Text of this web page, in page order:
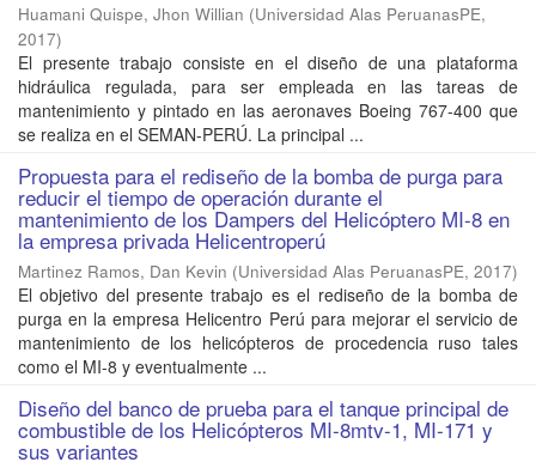
Huamani Quispe, Jhon Willian (Universidad Alas PeruanasPE,
2017)
El presente trabajo consiste en el diseño de una plataforma
hidráulica regulada, para ser empleada en las tareas de
mantenimiento y pintado en las aeronaves Boeing 767-400 que
se realiza en el SEMAN-PERÚ. La principal ...
Propuesta para el rediseño de la bomba de purga para
reducir el tiempo de operación durante el
mantenimiento de los Dampers del Helicóptero MI-8 en
la empresa privada Helicentroperú
Martinez Ramos, Dan Kevin (Universidad Alas PeruanasPE, 2017)
El objetivo del presente trabajo es el rediseño de la bomba de
purga en la empresa Helicentro Perú para mejorar el servicio de
mantenimiento de los helicópteros de procedencia ruso tales
como el MI-8 y eventualmente ...
Diseño del banco de prueba para el tanque principal de
combustible de los Helicópteros MI-8mtv-1, MI-171 y
sus variantes